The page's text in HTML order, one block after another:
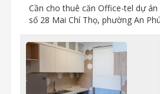
Cần cho thuê căn Office-tel dự án
số 28 Mai Chí Thọ, phường An